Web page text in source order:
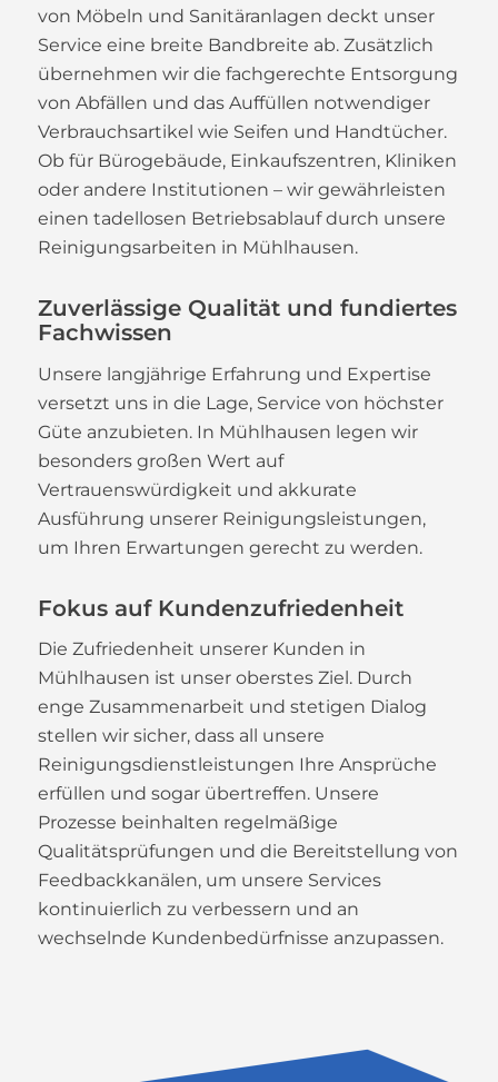
von Möbeln und Sanitäranlagen deckt unser
Service eine breite Bandbreite ab. Zusätzlich
übernehmen wir die fachgerechte Entsorgung
von Abfällen und das Auffüllen notwendiger
Verbrauchsartikel wie Seifen und Handtücher.
Ob für Bürogebäude, Einkaufszentren, Kliniken
oder andere Institutionen – wir gewährleisten
einen tadellosen Betriebsablauf durch unsere
Reinigungsarbeiten in Mühlhausen.
Zuverlässige Qualität und fundiertes
Fachwissen
Unsere langjährige Erfahrung und Expertise
versetzt uns in die Lage, Service von höchster
Güte anzubieten. In Mühlhausen legen wir
besonders großen Wert auf
Vertrauenswürdigkeit und akkurate
Ausführung unserer Reinigungsleistungen,
um Ihren Erwartungen gerecht zu werden.
Fokus auf Kundenzufriedenheit
Die Zufriedenheit unserer Kunden in
Mühlhausen ist unser oberstes Ziel. Durch
enge Zusammenarbeit und stetigen Dialog
stellen wir sicher, dass all unsere
Reinigungsdienstleistungen Ihre Ansprüche
erfüllen und sogar übertreffen. Unsere
Prozesse beinhalten regelmäßige
Qualitätsprüfungen und die Bereitstellung von
Feedbackkanälen, um unsere Services
kontinuierlich zu verbessern und an
wechselnde Kundenbedürfnisse anzupassen.